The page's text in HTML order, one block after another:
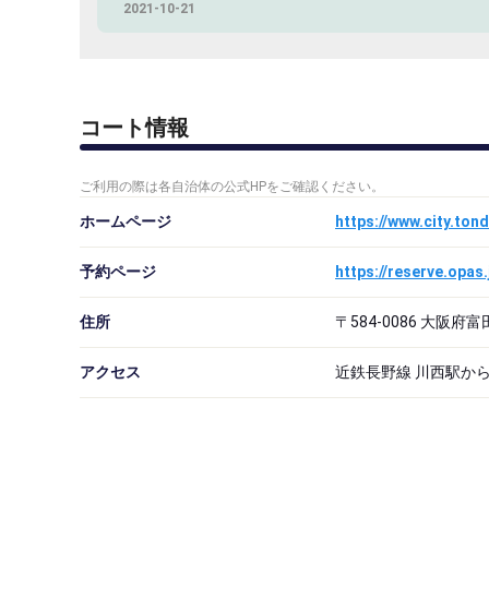
2021-10-21
コート情報
ご利用の際は各自治体の公式HPをご確認ください。
ホームページ https://
予約ページ https://
住所 〒584-0086 大阪府富
アクセス 近鉄長野線 川西駅か